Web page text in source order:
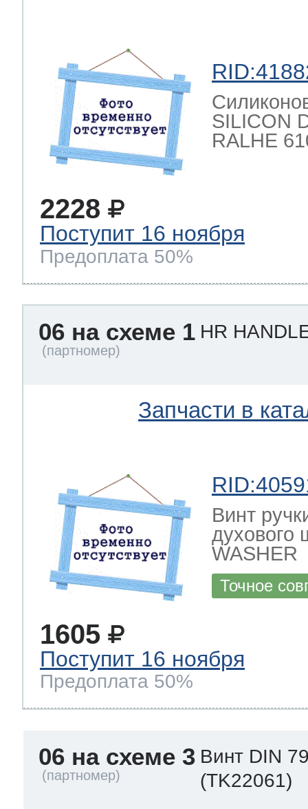
SILICON
RALHE
2228
Поступит 16 ноября
Предоплата 50%
06 на схеме 1 HR
Запчасти в
Винт
духового
WASHER
Точное
1605
Поступит 16 ноября
Предоплата 50%
06 на схеме 3 Винт DIN
(TK22061)